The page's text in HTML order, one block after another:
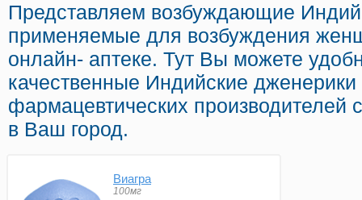
Представляем возбуждающие
применяемые для возбуждения
онлайн- аптеке. Тут Вы можете
качественные Индийские
фармацевтических производителей
в Ваш город.
Виагра
100мг